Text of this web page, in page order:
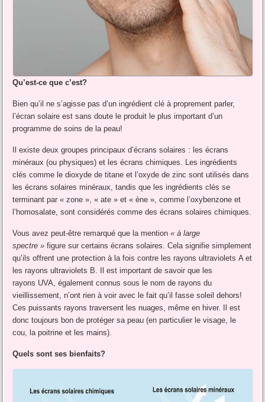
Qu’est-ce que c’est?
Bien qu’il ne s’agisse pas d’un ingrédient clé à proprement parler,
l’écran solaire est sans doute le produit le plus important d’un
programme de soins de la peau!
Il existe deux groupes principaux d’écrans solaires : les écrans
minéraux (ou physiques) et les écrans chimiques. Les ingrédients
clés comme le dioxyde de titane et l’oxyde de zinc sont utilisés dans
les écrans solaires minéraux, tandis que les ingrédients clés se
terminant par « zone », « ate » et « ène », comme l’oxybenzone et
l’homosalate, sont considérés comme des écrans solaires chimiques.
Vous avez peut-être remarqué que la mention« à large
spectre » figure sur certains écrans solaires. Cela signifie simplement
qu’ils offrent une protection à la fois contre les rayons ultraviolets A et
les rayons ultraviolets B. Il est important de savoir que les
rayons UVA, également connus sous le nom de rayons du
vieillissement, n’ont rien à voir avec le fait qu’il fasse soleil dehors!
Ces puissants rayons traversent les nuages, même en hiver. Il est
donc toujours bon de protéger sa peau (en particulier le visage, le
cou, la poitrine et les mains).
Quels sont ses bienfaits?